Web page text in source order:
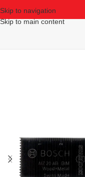
Skip to navigation
Skip to main content